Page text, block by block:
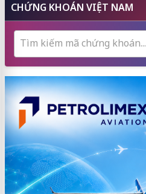
CHỨNG KHOÁN VIỆT NAM
Tìm kiếm mã chứng khoán...